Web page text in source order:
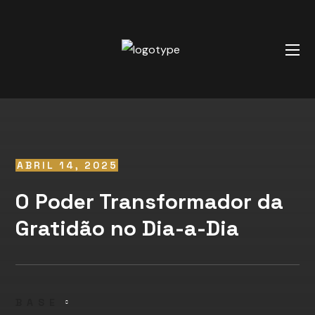
ABRIL 14, 2025
O Poder Transformador da
Gratidão no Dia-a-Dia